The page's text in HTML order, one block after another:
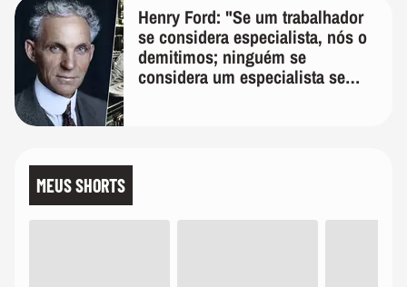
Henry Ford: "Se um trabalhador
se considera especialista, nós o
demitimos; ninguém se
considera um especialista se
MEUS SHORTS